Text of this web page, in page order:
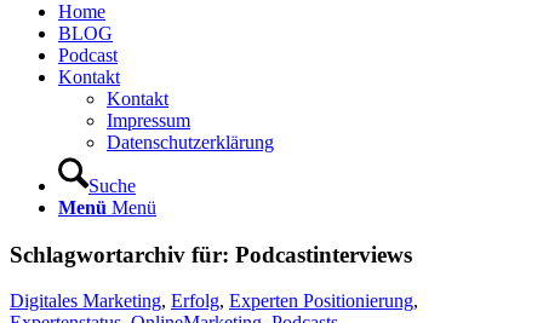
Home
BLOG
Podcast
Kontakt
Kontakt
Impressum
Datenschutzerklärung
Suche
Menü Menü
Schlagwortarchiv für: Podcastinterviews
Digitales Marketing, Erfolg, Experten Positionierung,